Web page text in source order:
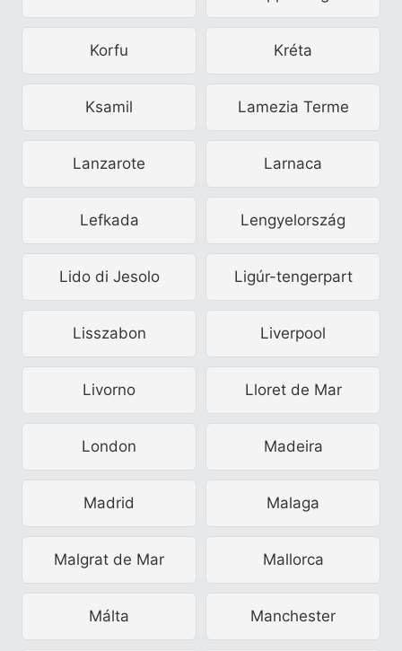
Korfu Kréta
Ksamil Lamezia Terme
Lanzarote Larnaca
Lefkada Lengyelország
Lido di Jesolo Ligúr-tengerpart
Lisszabon Liverpool
Livorno Lloret de Mar
London Madeira
Madrid Malaga
Malgrat de Mar Mallorca
Málta Manchester